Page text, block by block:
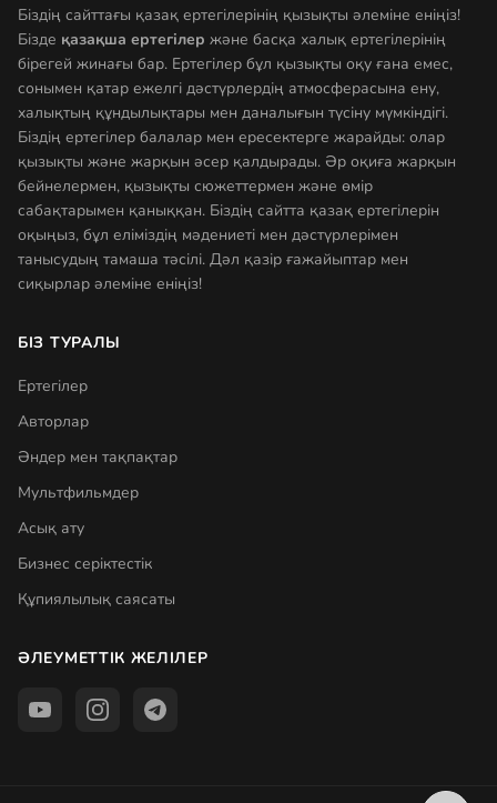
Біздің сайттағы қазақ ертегілерінің қызықты әлеміне еніңіз!
Бізде қазақша ертегілер және басқа халық ертегілерінің
бірегей жинағы бар. Ертегілер бұл қызықты оқу ғана емес,
сонымен қатар ежелгі дәстүрлердің атмосферасына ену,
халықтың құндылықтары мен даналығын түсіну мүмкіндігі.
Біздің ертегілер балалар мен ересектерге жарайды: олар
қызықты және жарқын әсер қалдырады. Әр оқиға жарқын
бейнелермен, қызықты сюжеттермен және өмір
сабақтарымен қаныққан. Біздің сайтта қазақ ертегілерін
оқыңыз, бұл еліміздің мәдениеті мен дәстүрлерімен
танысудың тамаша тәсілі. Дәл қазір ғажайыптар мен
сиқырлар әлеміне еніңіз!
БІЗ ТУРАЛЫ
Ертегілер
Авторлар
Әндер мен тақпақтар
Мультфильмдер
Асық ату
Бизнес серіктестік
Құпиялылық саясаты
ӘЛЕУМЕТТІК ЖЕЛІЛЕР